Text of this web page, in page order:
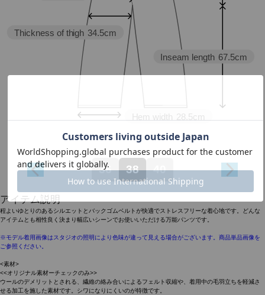
Inseam length 67.5cm
Hem width 28.5cm
Thickness of thigh 34.5cm
36 38 40
アイテム説明
程よいゆとりのあるシルエットとバックゴムベルトが快適でストレスフリーな着心地です。どんな
アイテムとも相性良く決まり幅広いシーンでお使いいただける万能パンツです。
※モデル着用画像はスタジオの照明により色味が違って見える場合がございます。商品単品画像を
ご参照ください。
<素材>
<<オリジナル素材ーチェックのみ>>
ウールのデメリットとされる、繊維の絡み合いによるフェルト収縮や、着用中の毛羽立ちを軽減さ
せる加工を施した素材です。シワになりにくいのが特徴です。